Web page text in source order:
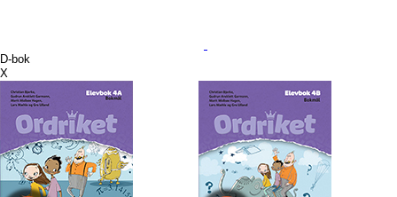
D-bok
X